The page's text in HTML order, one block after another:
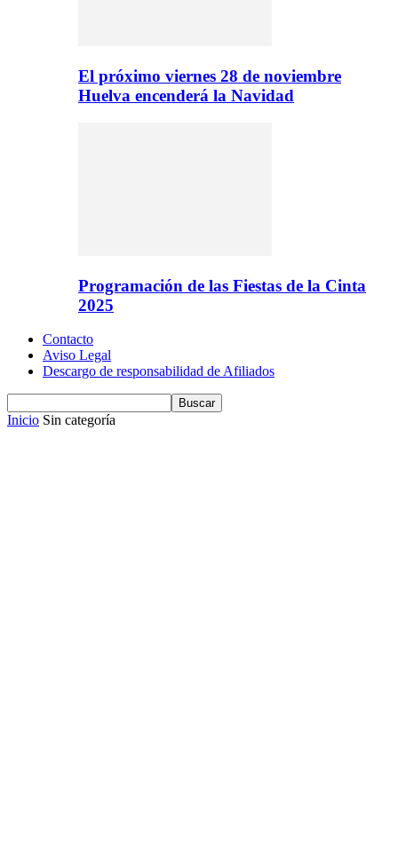
El próximo viernes 28 de noviembre
Huelva encenderá la Navidad
Programación de las Fiestas de la Cinta
2025
Contacto
Aviso Legal
Descargo de responsabilidad de Afiliados
Inicio Sin categoría